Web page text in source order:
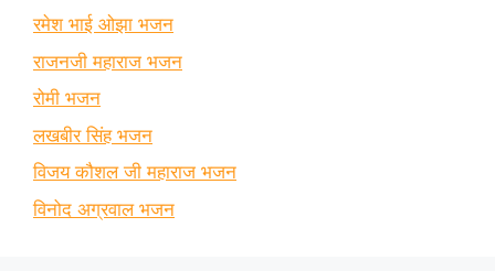
रमेश भाई ओझा भजन
राजनजी महाराज भजन
रोमी भजन
लखबीर सिंह भजन
विजय कौशल जी महाराज भजन
विनोद अग्रवाल भजन